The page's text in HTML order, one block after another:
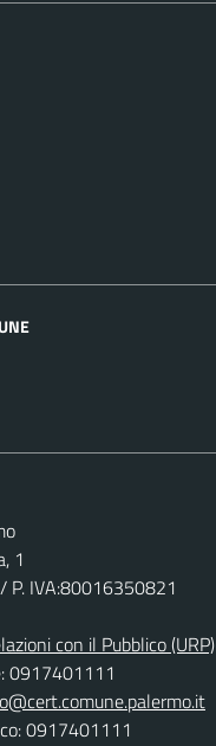
1
P. IVA:80016350821
con il Pubblico (URP)
0917401111
0917401111